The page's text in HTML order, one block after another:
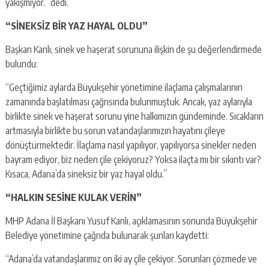
yakışmıyor.” dedi.
“SİNEKSİZ BİR YAZ HAYAL OLDU”
Başkan Kanlı, sinek ve haşerat sorununa ilişkin de şu değerlendirmede
bulundu:
“Geçtiğimiz aylarda Büyükşehir yönetimine ilaçlama çalışmalarının
zamanında başlatılması çağrısında bulunmuştuk. Ancak, yaz aylarıyla
birlikte sinek ve haşerat sorunu yine halkımızın gündeminde. Sıcakların
artmasıyla birlikte bu sorun vatandaşlarımızın hayatını çileye
dönüştürmektedir. İlaçlama nasıl yapılıyor, yapılıyorsa sinekler neden
bayram ediyor, biz neden çile çekiyoruz? Yoksa ilaçta mı bir sıkıntı var?
Kısaca, Adana’da sineksiz bir yaz hayal oldu.”
“HALKIN SESİNE KULAK VERİN”
MHP Adana İl Başkanı Yusuf Kanlı, açıklamasının sonunda Büyükşehir
Belediye yönetimine çağrıda bulunarak şunları kaydetti:
“Adana’da vatandaşlarımız on iki ay çile çekiyor. Sorunları çözmede ve